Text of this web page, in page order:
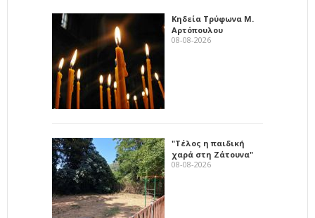
Κηδεία Τρύφωνα Μ.
Αρτόπουλου
08-08-2026
"Τέλος η παιδική
χαρά στη Ζάτουνα"
08-08-2026